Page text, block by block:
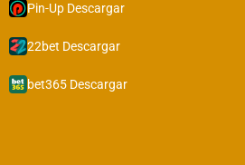
Pin-Up Descargar
22bet Descargar
bet365 Descargar